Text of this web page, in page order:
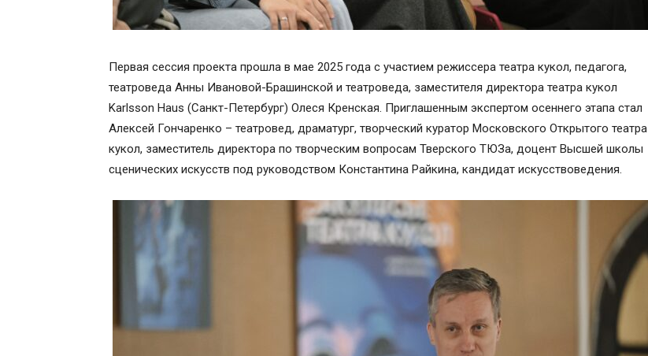
Первая сессия проекта прошла в мае 2025 года с участием режиссера театра кукол, педагога,
театроведа Анны Ивановой-Брашинской и театроведа, заместителя директора театра кукол
Karlsson Haus (Санкт-Петербург) Олеся Кренская. Приглашенным экспертом осеннего этапа стал
Алексей Гончаренко – театровед, драматург, творческий куратор Московского Открытого театра
кукол, заместитель директора по творческим вопросам Тверского ТЮЗа, доцент Высшей школы
сценических искусств под руководством Константина Райкина, кандидат искусствоведения.